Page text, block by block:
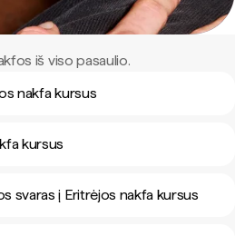
iš viso pasaulio.
nakfa kursus
kursus
svaras į Eritrėjos nakfa kursus